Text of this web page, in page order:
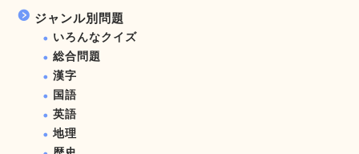
ジャンル別問題
いろんなクイズ
総合問題
漢字
国語
英語
地理